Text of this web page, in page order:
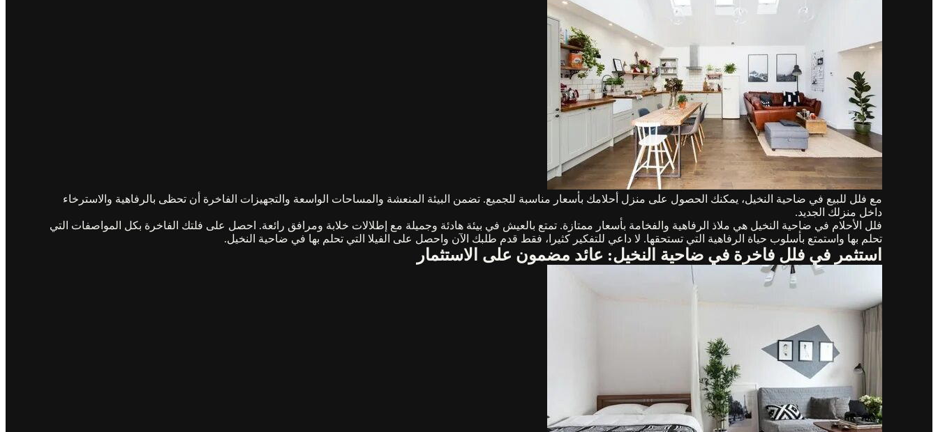
مع فلل للبيع في ضاحية النخيل، يمكنك الحصول على منزل أحلامك بأسعار مناسبة للجميع. تضمن البيئة المنعشة والمساحات الواسعة والتجهيزات الفاخرة أن تحظى بالرفاهية والاسترخاء
داخل منزلك الجديد.
فلل الأحلام في ضاحية النخيل هي ملاذ الرفاهية والفخامة بأسعار ممتازة. تمتع بالعيش في بيئة هادئة وجميلة مع إطلالات خلابة ومرافق رائعة. احصل على فلتك الفاخرة بكل المواصفات التي
تحلم بها واستمتع بأسلوب حياة الرفاهية التي تستحقها. لا داعي للتفكير كثيرا، فقط قدم طلبك الآن واحصل على الفيلا التي تحلم بها في ضاحية النخيل.
استثمر في فلل فاخرة في ضاحية النخيل: عائد مضمون على الاستثمار